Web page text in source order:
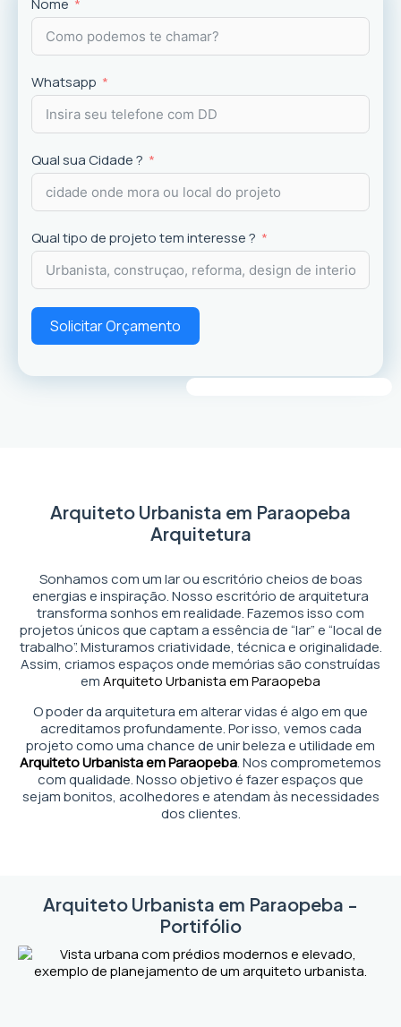
experiência dos usuários.
Nome
Whatsapp
Qual sua Cidade ?
Qual tipo de projeto tem interesse ?
Solicitar Orçamento
Arquiteto Urbanista em Paraopeba
Arquitetura
Sonhamos com um lar ou escritório cheios de boas
energias e inspiração. Nosso escritório de arquitetura
transforma sonhos em realidade. Fazemos isso com
projetos únicos que captam a essência de “lar” e “local de
trabalho”. Misturamos criatividade, técnica e originalidade.
Assim, criamos espaços onde memórias são construídas
emArquiteto Urbanista em Paraopeba
O poder da arquitetura em alterar vidas é algo em que
acreditamos profundamente. Por isso, vemos cada
projeto como uma chance de unir beleza e utilidade em
Arquiteto Urbanista em Paraopeba. Nos comprometemos
com qualidade. Nosso objetivo é fazer espaços que
sejam bonitos, acolhedores e atendam às necessidades
dos clientes.
Arquiteto Urbanista em Paraopeba -
Portifólio